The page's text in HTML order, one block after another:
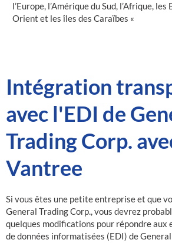
l’Europe, l’Amérique du Sud, l’Afrique,
Orient et les îles des Caraïbes «
Intégration
avec l'EDI de
Trading Corp.
Vantree
Si vous êtes une petite entreprise et que
General Trading Corp., vous devrez
quelques modifications pour répondre aux
de données informatisées (EDI) de General